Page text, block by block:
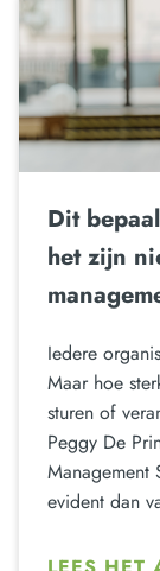
Dit
het zijn
Iedere
Maar hoe
sturen of
Peggy De
Management
evident dan